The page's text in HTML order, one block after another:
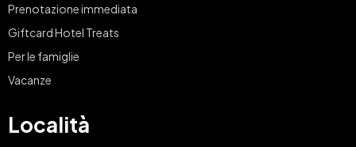
Prenotazione immediata
Giftcard Hotel Treats
Per le famiglie
Vacanze
Località